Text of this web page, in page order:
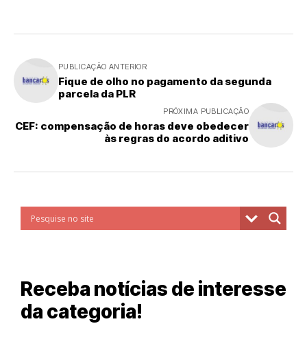
PUBLICAÇÃO ANTERIOR
Fique de olho no pagamento da segunda
parcela da PLR
PRÓXIMA PUBLICAÇÃO
CEF: compensação de horas deve obedecer
às regras do acordo aditivo
Receba notícias de interesse
da categoria!